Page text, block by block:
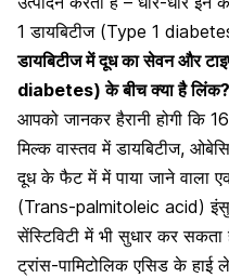
1 डायबिटीज (Type 1
डायबिटीज में दूध का सेवन और
diabetes) के बीच क्या है लिंक?
आपको जानकर हैरानी होगी कि
मिल्क वास्तव में डायबिटीज,
दूध के फैट में में पाया जाने वाला
(Trans-palmitoleic acid)
सेंस्टिविटी में भी सुधार कर
ट्रांस-पामिटोलिक एसिड के हाई